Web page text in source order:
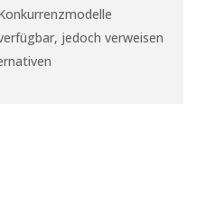
jedoch verweisen